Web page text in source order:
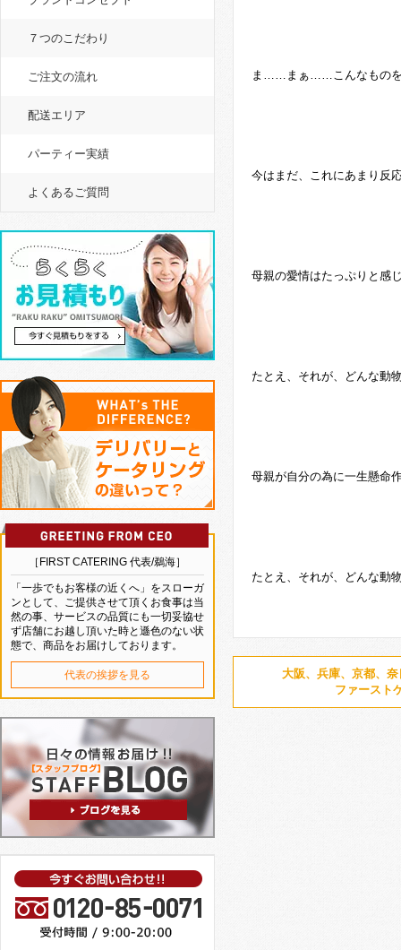
ま……まぁ……こんなものを
今はまだ、これにあまり反
母親の愛情はたっぷりと感
たとえ、それが、どんな動
母親が自分の為に一生懸命
たとえ、それが、どんな動
大阪、兵庫、京都、
ファースト
７つのこだわり
ご注文の流れ
配送エリア
パーティー実績
よくあるご質問
［FIRST CATERING 代表/鵜海］
「一歩でもお客様の近くへ」をスローガ
ンとして、ご提供させて頂くお食事は当
然の事、サービスの品質にも一切妥協せ
ず店舗にお越し頂いた時と遜色のない状
態で、商品をお届けしております。
代表の挨拶を見る